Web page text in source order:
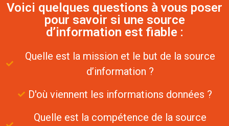
Voici quelques questions à vous poser
pour savoir si une source
d’information est fiable :
Quelle est la mission et le but de la source
d’information ?
D'où viennent les informations données ?
Quelle est la compétence de la source